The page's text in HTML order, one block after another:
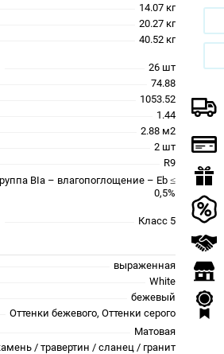
14.07 кг
20.27 кг
40.52 кг
26 шт
74.88
1053.52
1.44
2.88 м2
2 шт
R9
BIa – влагопоглощение – Eb ≤
0,5%
Класс 5
выраженная
White
бежевый
Оттенки бежевого, Оттенки серого
Матовая
/ травертин / сланец / гранит